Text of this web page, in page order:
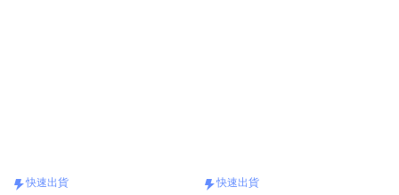
快速出貨 快速出貨